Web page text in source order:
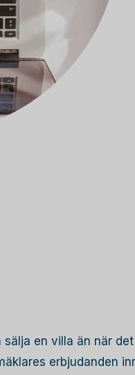
en villa än när
erbjudanden